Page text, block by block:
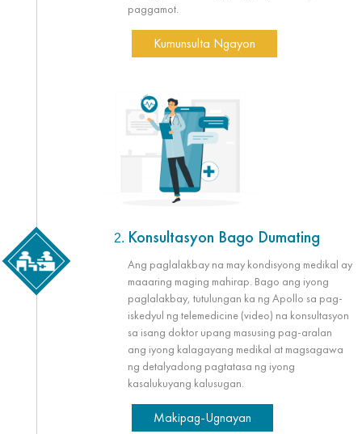
paggamot.
Kumunsulta Ngayon
Konsultasyon Bago Dumating
Ang paglalakbay na may kondisyong medikal ay
maaaring maging mahirap. Bago ang iyong
paglalakbay, tutulungan ka ng Apollo sa pag-
iskedyul ng telemedicine (video) na konsultasyon
sa isang doktor upang masusing pag-aralan
ang iyong kalagayang medikal at magsagawa
ng detalyadong pagtatasa ng iyong
kasalukuyang kalusugan.
Makipag-Ugnayan